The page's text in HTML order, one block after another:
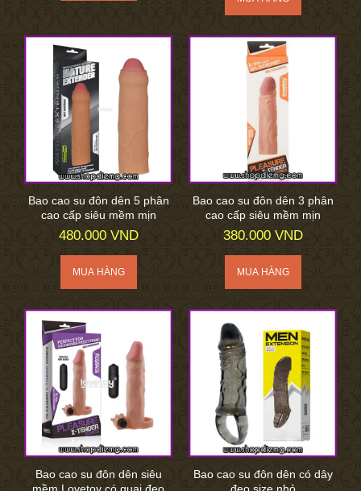
Bao cao su đôn dên 5 phân
cao cấp siêu mềm mịn
480.000 VND
Bao cao su đôn dên 3 phân
cao cấp siêu mềm mịn
380.000 VND
Bao cao su đôn dên siêu
Bao cao su đôn dên có dây